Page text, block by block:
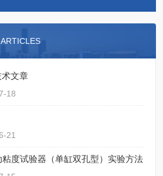
ARTICLES
文章
18
21
粘度试验器（单缸双孔型）实验方法